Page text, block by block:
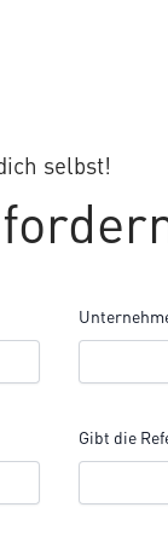
selbst!
Gibt die